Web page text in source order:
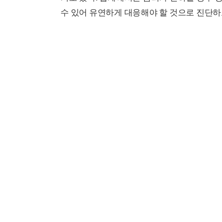
수 있어 유연하게 대응해야 할 것으로 진단